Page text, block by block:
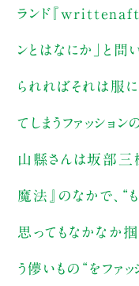
ランド『
ンとはなにか」と問
られればそれは服に
てしまうファッション
山縣さんは坂部三
魔法』のなかで、“
思ってもなかなか
う儚いもの“をファッ